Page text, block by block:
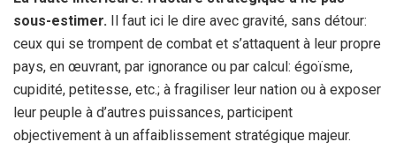
sous-estimer.
Il faut ici le dire avec gravité, sans détour:
ceux qui se trompent de combat et s’attaquent à leur propre
pays, en œuvrant, par ignorance ou par calcul: égoïsme,
cupidité, petitesse, etc.; à fragiliser leur nation ou à exposer
leur peuple à d’autres puissances, participent
objectivement à un affaiblissement stratégique majeur.